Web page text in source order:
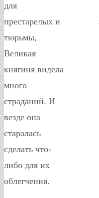
для
престарелых и
тюрьмы,
Великая
княгиня видела
много
страданий. И
везде она
старалась
сделать что-
либо для их
облегчения.